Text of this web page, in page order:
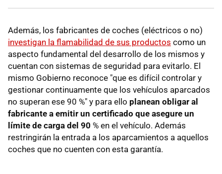
Además, los fabricantes de coches (eléctricos o no)
investigan la flamabilidad de sus productos como un
aspecto fundamental del desarrollo de los mismos y
cuentan con sistemas de seguridad para evitarlo. El
mismo Gobierno reconoce "que es difícil controlar y
gestionar continuamente que los vehículos aparcados
no superan ese 90 %" y para ello planean obligar al
fabricante a emitir un certificado que asegure un
límite de carga del 90 % en el vehículo. Además
restringirán la entrada a los aparcamientos a aquellos
coches que no cuenten con esta garantía.